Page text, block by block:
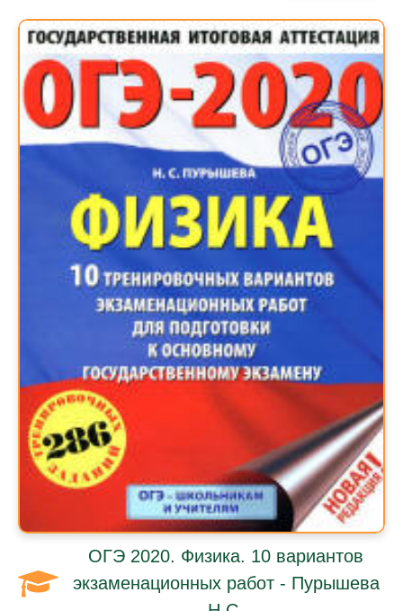
ОГЭ 2020. Физика. 10 вариантов
экзаменационных работ - Пурышева